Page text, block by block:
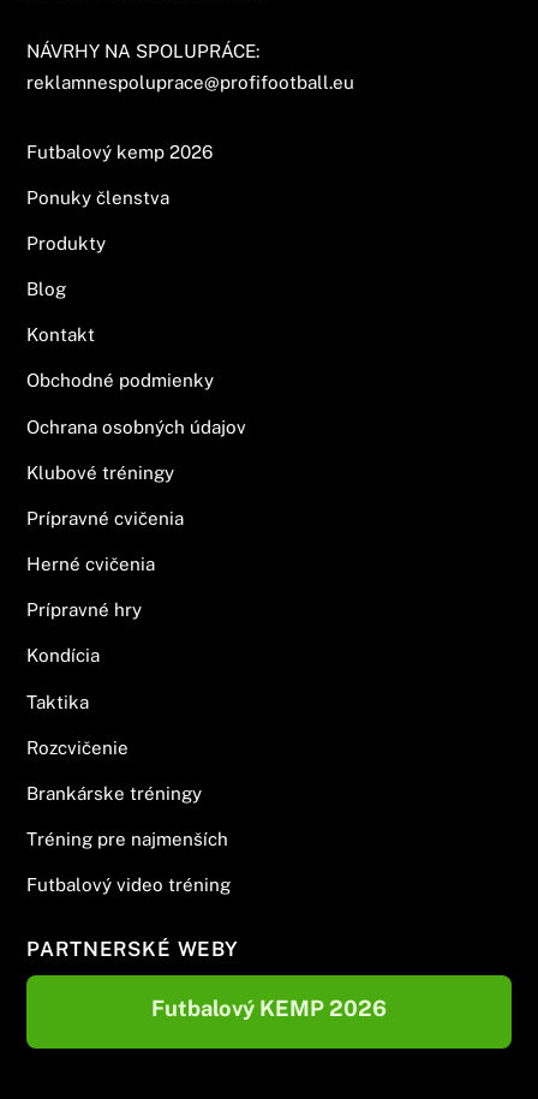
NÁVRHY NA SPOLUPRÁCE:
reklamnespoluprace@profifootball.eu
Futbalový kemp 2026
Ponuky členstva
Produkty
Blog
Kontakt
Obchodné podmienky
Ochrana osobných údajov
Klubové tréningy
Prípravné cvičenia
Herné cvičenia
Prípravné hry
Kondícia
Taktika
Rozcvičenie
Brankárske tréningy
Tréning pre najmenších
Futbalový video tréning
PARTNERSKÉ WEBY
Futbalový KEMP 2026